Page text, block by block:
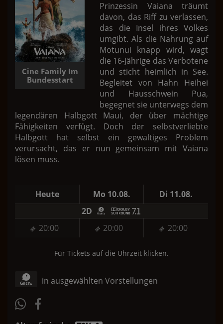
Cine Family Im
Bundesstart
Prinzessin Vaiana träumt
davon, das Riff zu verlassen,
das die Insel ihres Volkes
umgibt. Als die Nahrung auf
Motunui knapp wird, wagt
die 16-Jährige das Verbotene
und sticht heimlich in See.
Begleitet von Hahn Heihei
und Hausschwein Pua,
begegnet sie unterwegs dem
legendären Halbgott Maui, der über mächtige
Fähigkeiten verfügt. Doch der selbstverliebte
Halbgott hat selbst ein gewaltiges Problem
verursacht, das er nun gemeinsam mit Vaiana
lösen muss.
Heute Mo 10.08. Di 11.08.
20:00 20:00 20:00
2D
Für Tickets auf die Uhrzeit klicken.
in ausgewählten Vorstellungen